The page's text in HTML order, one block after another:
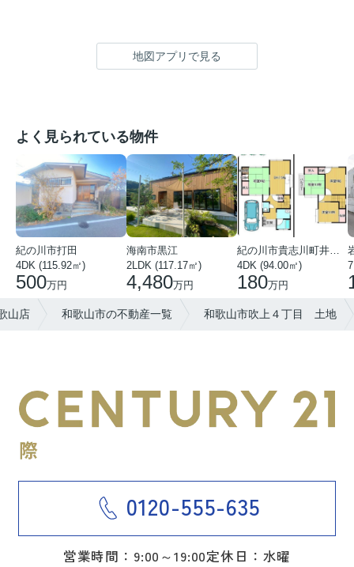
地図アプリで見る
よく見られている物件
紀の川市打田
4DK (115.92㎡)
500万円
海南市黒江
2LDK (117.17㎡)
4,480万円
紀の川市貴志川町井ノ口
4DK (94.00㎡)
180万円
山店 和歌山市の不動産一覧 和歌山市吹上４丁目 土地
0120-555-635
営業時間：9:00～19:00定休日：水曜